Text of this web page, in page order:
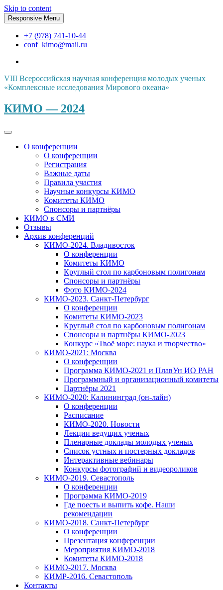
Skip to content
Responsive Menu
+7 (978) 741-10-44
conf_kimo@mail.ru
VIII Всероссийская научная конференция молодых ученых
«Комплексные исследования Мирового океана»
КИМО — 2024
О конференции
О конференции
Регистрация
Важные даты
Правила участия
Научные конкурсы КИМО
Комитеты КИМО
Спонсоры и партнёры
КИМО в СМИ
Отзывы
Архив конференций
КИМО-2024. Владивосток
О конференции
Комитеты КИМО
Круглый стол по карбоновым полигонам
Спонсоры и партнёры
Фото КИМО-2024
КИМО-2023. Санкт-Петербург
О конференции
Комитеты КИМО-2023
Круглый стол по карбоновым полигонам
Спонсоры и партнёры КИМО-2023
Конкурс «Твоё море: наука и творчество»
КИМО-2021: Москва
О конференции
Программа КИМО-2021 и ПлавУн ИО РАН
Программный и организационный комитеты
Партнёры 2021
КИМО-2020: Калининград (он-лайн)
О конференции
Расписание
КИМО-2020. Новости
Лекции ведущих ученых
Пленарные доклады молодых ученых
Список устных и постерных докладов
Интерактивные вебинары
Конкурсы фотографий и видеороликов
КИМО-2019. Севастополь
О конференции
Программа КИМО-2019
Где поесть и выпить кофе. Наши
рекомендации
КИМО-2018. Санкт-Петербург
О конференции
Презентация конференции
Мероприятия КИМО-2018
Комитеты КИМО-2018
КИМО-2017. Москва
КИМР-2016. Севастополь
Контакты